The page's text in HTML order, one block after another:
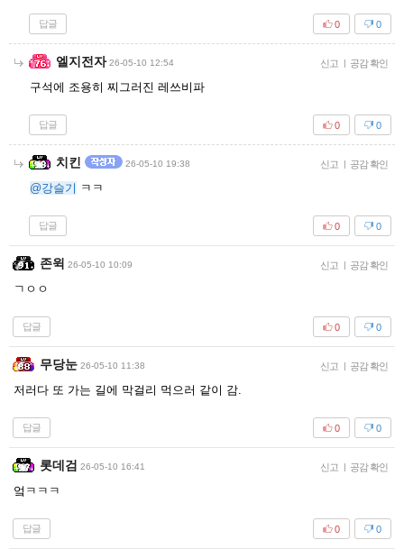
답글 0
0
엘지전자 26-05-10 12:54 신고 | 공감 확인
구석에 조용히 찌그러진 레쓰비파
답글 0
0
치킨 26-05-10 19:38 신고 | 공감 확인
@강슬기 ㅋㅋ
답글 0
0
존윅 26-05-10 10:09 신고 | 공감 확인
ㄱㅇㅇ
답글 0
0
무당눈 26-05-10 11:38 신고 | 공감 확인
저러다 또 가는 길에 막걸리 먹으러 같이 감.
답글 0
0
롯데검 26-05-10 16:41 신고 | 공감 확인
엌ㅋㅋㅋ
답글 0
0